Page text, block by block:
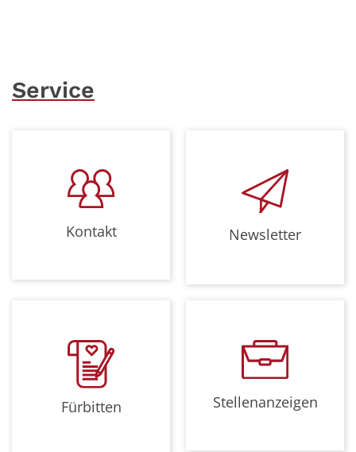
Service
Kontakt Newsletter
Fürbitten Stellenanzeigen